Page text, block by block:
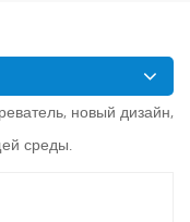
новый дизайн,
среды.